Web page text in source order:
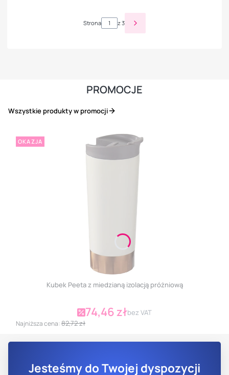
Strona z 3
PROMOCJE
Wszystkie produkty w promocji
OKAZJA
Kubek Peeta z miedzianą izolacją próżniową
Cena promocyjna
74,46 złbez VAT
Najniższa cena:82,72 zł
Jesteśmy do Twojej dyspozycji